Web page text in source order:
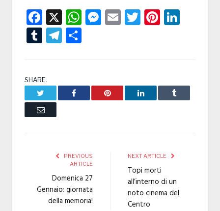
Facebook
X WhatsApp
Messenger
EmailTwitter
TumblrTelegram
SHARE.
Facebook Pinterest LinkedIn Tumblr
Email
PREVIOUS
ARTICLE
Domenica 27
Gennaio: giornata
della memoria!
NEXT ARTICLE
Topi morti
all’interno di un
noto cinema del
Centro